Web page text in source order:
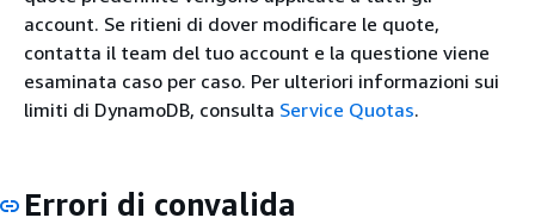
account. Se ritieni di dover modificare le quote,
contatta il team del tuo account e la questione viene
esaminata caso per caso. Per ulteriori informazioni sui
limiti di DynamoDB, consulta Service Quotas.
Errori di convalida